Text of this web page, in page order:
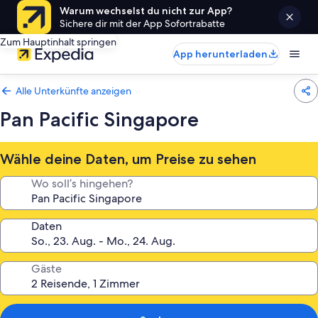
Warum wechselst du nicht zur App?
Sichere dir mit der App Sofortrabatte
Zum Hauptinhalt springen
App herunterladen
Alle Unterkünfte anzeigen
Pan Pacific Singapore
Wähle deine Daten, um Preise zu sehen
Wo soll’s hingehen?
Daten
Gäste